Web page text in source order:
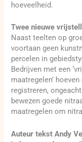
hoeveelheid.
Twee nieuwe
Naast teelten op
voortaan geen
percelen in
Bedrijven met een
maatregelen’
registreren,
bewezen goede
maatregelen om
Auteur tekst Andy